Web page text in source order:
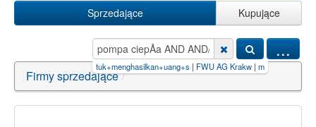
Sprzedające Kupujące
...
Survei+untuk+menghasilkan+uang+s|FWU AG Krakw|m office'123
Firmy sprzedające /